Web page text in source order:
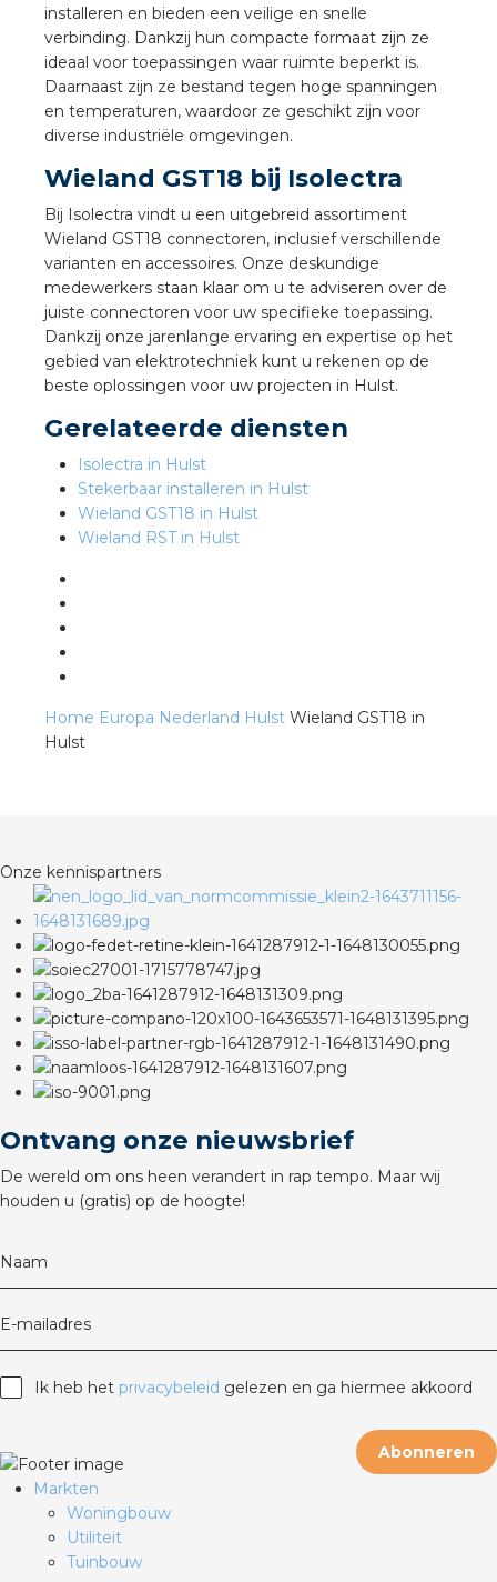
installeren en bieden een veilige en snelle
verbinding. Dankzij hun compacte formaat zijn ze
ideaal voor toepassingen waar ruimte beperkt is.
Daarnaast zijn ze bestand tegen hoge spanningen
en temperaturen, waardoor ze geschikt zijn voor
diverse industriële omgevingen.
Wieland GST18 bij Isolectra
Bij Isolectra vindt u een uitgebreid assortiment
Wieland GST18 connectoren, inclusief verschillende
varianten en accessoires. Onze deskundige
medewerkers staan klaar om u te adviseren over de
juiste connectoren voor uw specifieke toepassing.
Dankzij onze jarenlange ervaring en expertise op het
gebied van elektrotechniek kunt u rekenen op de
beste oplossingen voor uw projecten in Hulst.
Gerelateerde diensten
Isolectra in Hulst
Stekerbaar installeren in Hulst
Wieland GST18 in Hulst
Wieland RST in Hulst
Home Europa Nederland Hulst Wieland GST18 in
Hulst
Onze kennispartners
Ontvang onze nieuwsbrief
De wereld om ons heen verandert in rap tempo. Maar wij
houden u (gratis) op de hoogte!
Naam
E-mailadres
Ik heb het privacybeleid gelezen en ga hiermee akkoord
Abonneren
stekerbare vlakkabel
GST®
RST®
Academy
groothandels
Markten
Woningbouw
Utiliteit
Tuinbouw